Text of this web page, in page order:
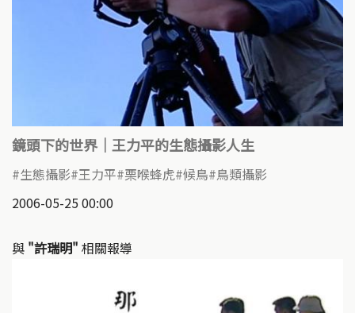
鏡頭下的世界｜王力平的生態攝影人生
生態攝影 王力平 栗喉蜂虎 候鳥 鳥類攝影
2006-05-25 00:00
與 "許瑞明" 相關報導